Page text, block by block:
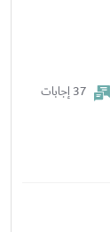
37 إجابات